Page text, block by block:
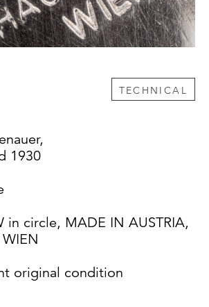
TECHNICAL
1930
in circle, MADE IN AUSTRIA,
original condition